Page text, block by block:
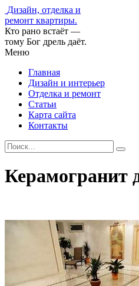
Дизайн, отделка и
ремонт квартиры.
Кто рано встаёт —
тому Бог дрель даёт.
Меню
Главная
Дизайн и интерьер
Отделка и ремонт
Статьи
Карта сайта
Контакты
Керамогранит